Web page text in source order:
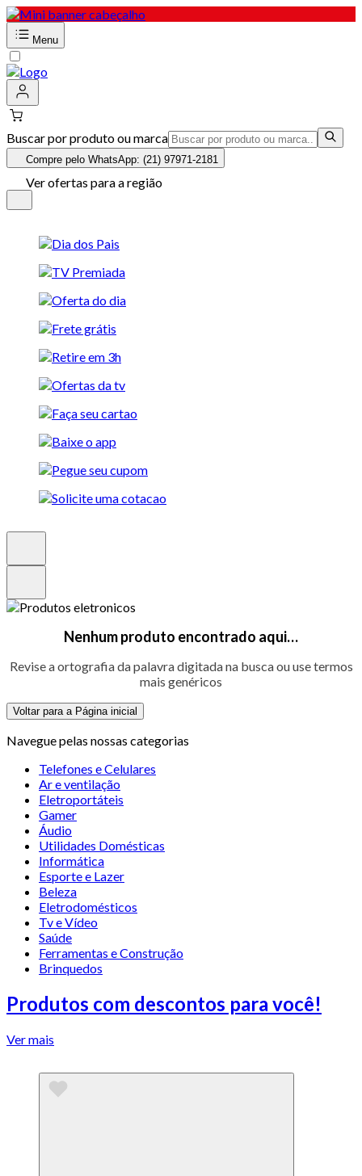
Menu
Buscar por produto ou marca
Compre pelo WhatsApp: (21) 97971-2181
Ver ofertas para a região
Nenhum produto encontrado aqui…
Revise a ortografia da palavra digitada na busca ou use termos
mais genéricos
Voltar para a Página inicial
Navegue pelas nossas categorias
Telefones e Celulares
Ar e ventilação
Eletroportáteis
Gamer
Áudio
Utilidades Domésticas
Informática
Esporte e Lazer
Beleza
Eletrodomésticos
Tv e Vídeo
Saúde
Ferramentas e Construção
Brinquedos
Produtos com descontos para você!
Ver mais